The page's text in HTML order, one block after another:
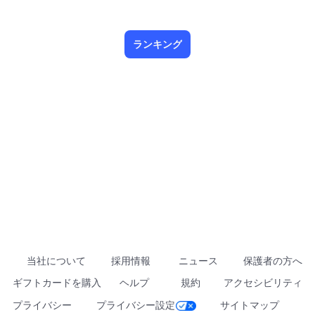
ランキング
当社について 採用情報 ニュース
保護者の方へ
ギフトカードを購入
ヘルプ 規約
アクセシビリティ
プライバシー
プライバシー設定 サイトマップ